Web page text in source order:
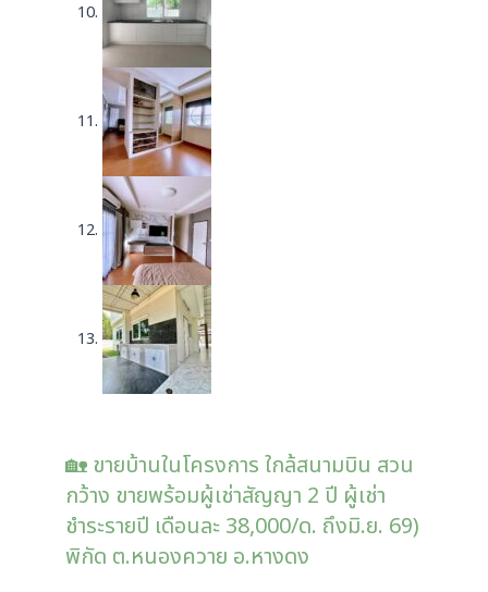
🏡 ขายบ้านในโครงการ ใกล้สนามบิน สวน
กว้าง ขายพร้อมผู้เช่าสัญญา 2 ปี ผู้เช่า
ชำระรายปี เดือนละ 38,000/ด. ถึงมิ.ย. 69)
พิกัด ต.หนองควาย อ.หางดง